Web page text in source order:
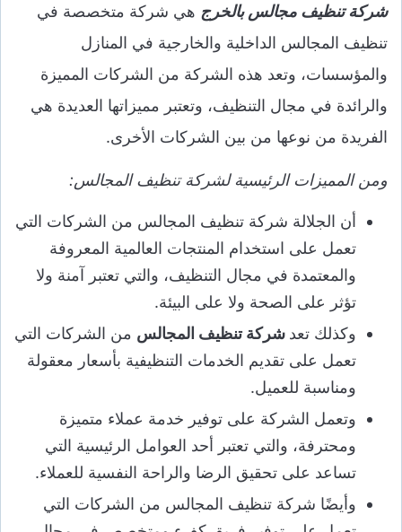
شركة تنظيف مجالس بالخرج هي شركة متخصصة في
تنظيف المجالس الداخلية والخارجية في المنازل
والمؤسسات، وتعد هذه الشركة من الشركات المميزة
والرائدة في مجال التنظيف، وتعتبر مميزاتها العديدة هي
الفريدة من نوعها من بين الشركات الأخرى.
ومن المميزات الرئيسية لشركة تنظيف المجالس:
أن الجلالة شركة تنظيف المجالس من الشركات التي
تعمل على استخدام المنتجات العالمية المعروفة
والمعتمدة في مجال التنظيف، والتي تعتبر آمنة ولا
تؤثر على الصحة ولا على البيئة.
وكذلك تعد شركة تنظيف المجالس من الشركات التي
تعمل على تقديم الخدمات التنظيفية بأسعار معقولة
ومناسبة للعميل.
وتعمل الشركة على توفير خدمة عملاء متميزة
ومحترفة، والتي تعتبر أحد العوامل الرئيسية التي
تساعد على تحقيق الرضا والراحة النفسية للعملاء.
وأيضًا شركة تنظيف المجالس من الشركات التي